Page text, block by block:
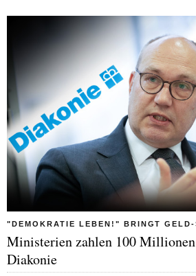
"DEMOKRATIE LEBEN!" BRINGT GELD-
Ministerien zahlen 100
Diakonie